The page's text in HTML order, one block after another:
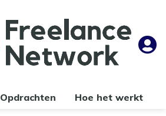
Opdrachten Hoe het werkt